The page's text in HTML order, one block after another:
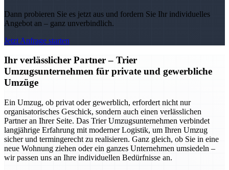
Dann probieren Sie es jetzt aus und fordern Sie Ihr individuelles
Angebot an – ganz unverbindlich.
Jetzt Anfrage starten
Ihr verlässlicher Partner – Trier
Umzugsunternehmen für private und gewerbliche
Umzüge
Ein Umzug, ob privat oder gewerblich, erfordert nicht nur
organisatorisches Geschick, sondern auch einen verlässlichen
Partner an Ihrer Seite. Das Trier Umzugsunternehmen verbindet
langjährige Erfahrung mit moderner Logistik, um Ihren Umzug
sicher und termingerecht zu realisieren. Ganz gleich, ob Sie in eine
neue Wohnung ziehen oder ein ganzes Unternehmen umsiedeln –
wir passen uns an Ihre individuellen Bedürfnisse an.